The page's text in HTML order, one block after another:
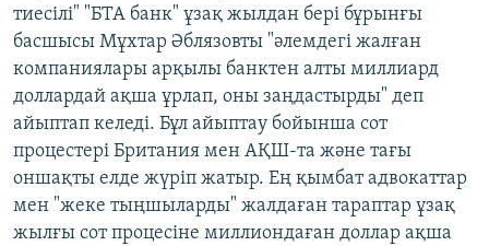
тиесілі" "БТА банк" ұзақ жылдан бері бұрынғы
басшысы Мұхтар Әблязовты "әлемдегі жалған
компаниялары арқылы банктен алты миллиард
доллардай ақша ұрлап, оны заңдастырды" деп
айыптап келеді. Бұл айыптау бойынша сот
процестері Британия мен АҚШ-та және тағы
оншақты елде жүріп жатыр. Ең қымбат адвокаттар
мен "жеке тыңшыларды" жалдаған тараптар ұзақ
жылғы сот процесіне миллиондаған доллар ақша